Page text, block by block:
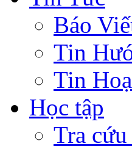
Báo
Tin
Tin
Học tập
Tra